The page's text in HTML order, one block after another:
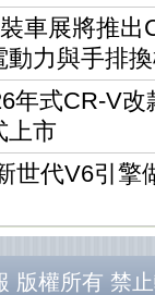
車展將推出
力與手排
年式CR-V
上市
世代V6引擎
版權所有 禁